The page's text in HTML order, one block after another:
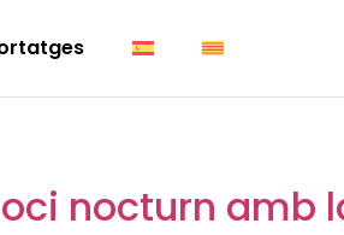
nocturn amb